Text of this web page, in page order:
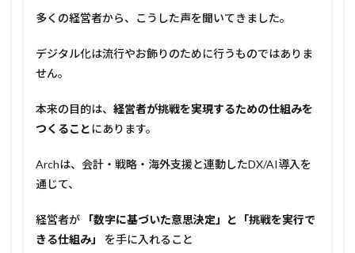
リア
イム
で味
方に
3
2. 戦
略
– デ
ータ
で未
読む
4
多くの経営者から、こうした声を聞いてきました。
デジタル化は流行やお飾りのために行うものではありま
せん。
本来の目的は、 経営者が挑戦を実現するための仕組みを
つくることにあります。
Archは、会計・戦略・海外支援と連動したDX/AI導入を
通じて、
経営者が
「数字に基づいた意思決定」と「挑戦を実行で
きる仕組み」
を手に入れること